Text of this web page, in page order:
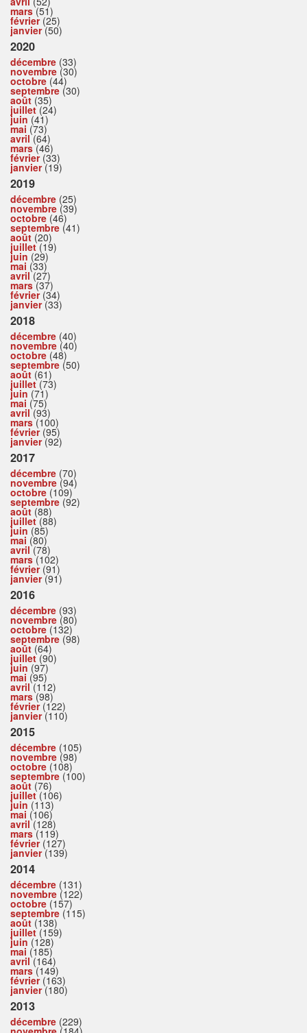
mars(51)
février(25)
janvier(50)
2020
décembre (33)
novembre (30)
octobre (44)
septembre (30)
août (35)
juillet(24)
juin (41)
mai (73)
avril(64)
mars(46)
février(33)
janvier(19)
2019
décembre (25)
novembre (39)
octobre (46)
septembre (41)
août (20)
juillet(19)
juin (29)
mai (33)
avril(27)
mars(37)
février(34)
janvier(33)
2018
décembre (40)
novembre (40)
octobre (48)
septembre (50)
août (61)
juillet(73)
juin (71)
mai (75)
avril(93)
mars(100)
février(95)
janvier(92)
2017
décembre (70)
novembre (94)
octobre (109)
septembre (92)
août (88)
juillet(88)
juin (85)
mai (80)
avril(78)
mars(102)
février(91)
janvier(91)
2016
décembre (93)
novembre (80)
octobre (132)
septembre (98)
août (64)
juillet(90)
juin (97)
mai (95)
avril(112)
mars(98)
février(122)
janvier(110)
2015
décembre (105)
novembre (98)
octobre (108)
septembre (100)
août (76)
juillet(106)
juin (113)
mai (106)
avril(128)
mars(119)
février(127)
janvier(139)
2014
décembre (131)
novembre (122)
octobre (157)
septembre (115)
août (138)
juillet(159)
juin (128)
mai (185)
avril(164)
mars(149)
février(163)
janvier(180)
2013
décembre (229)